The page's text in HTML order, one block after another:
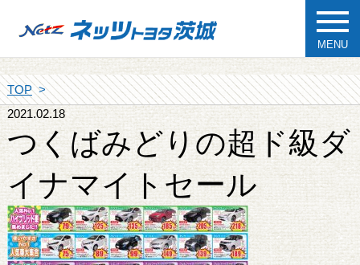
MENU
TOP
2021.02.18
つくばみどりの超ド級ダ
イナマイトセール